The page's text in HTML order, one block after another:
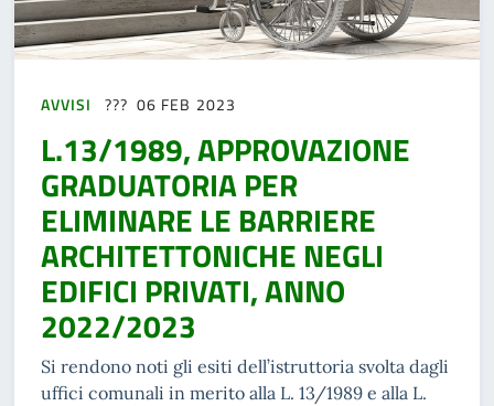
AVVISI 06 FEB 2023
L.13/1989, APPROVAZIONE
GRADUATORIA PER
ELIMINARE LE BARRIERE
ARCHITETTONICHE NEGLI
EDIFICI PRIVATI, ANNO
2022/2023
Si rendono noti gli esiti dell’istruttoria svolta dagli
uffici comunali in merito alla L. 13/1989 e alla L.